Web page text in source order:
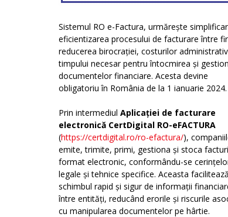
Sistemul RO e-Factura, urmărește
eficientizarea procesului de facturare între
reducerea birocrației, costurilor
timpului necesar pentru întocmirea și
documentelor financiare. Acesta devine
obligatoriu în România de la 1 ianuarie 2024.
Prin intermediul Aplicației de facturare
electronică CertDigital RO-eFACTURA
(https://certdigital.ro/ro-efactura/),
emite, trimite, primi, gestiona și stoca
format electronic, conformându-se
legale și tehnice specifice. Aceasta facilitează
schimbul rapid și sigur de informații
între entități, reducând erorile și riscurile
cu manipularea documentelor pe hârtie.